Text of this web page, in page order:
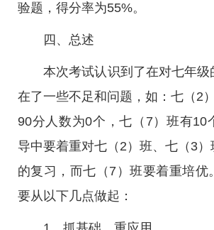
验题，得分率为55%。
四、总述
本次考试认识到了在对七年
在了一些不足和问题，如：七（2
90分人数为0个，七（7）班有10
导中要着重对七（2）班、七（3
的复习，而七（7）班要着重培优
要从以下几点做起：